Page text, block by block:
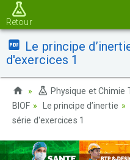
Retour
Le principe
d'exercices 1
Physique et Chimie
BIOF
Le principe d’inertie
série d'exercices 1